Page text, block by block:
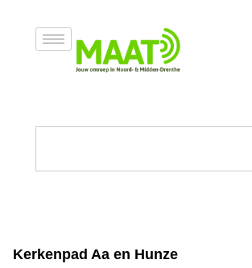
Kerkenpad Aa en Hunze